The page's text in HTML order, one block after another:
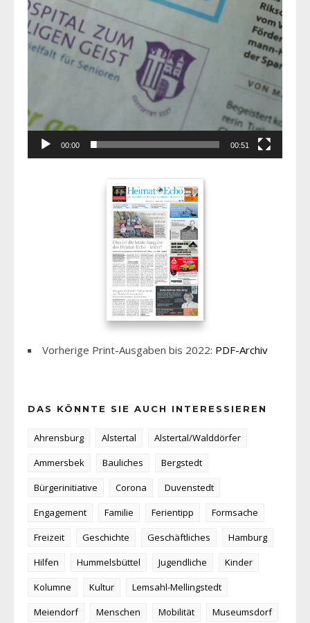
00:00 00:51
Vorherige Print-Ausgaben bis 2022: PDF-Archiv
DAS KÖNNTE SIE AUCH INTERESSIEREN
Ahrensburg Alstertal
Alstertal/Walddörfer
Ammersbek
Bauliches
Bergstedt
Bürgerinitiative
Corona
Duvenstedt
Engagement
Familie Ferientipp
Formsache
Freizeit
Geschichte Geschäftliches
Hamburg
Hilfen
Hummelsbüttel Jugendliche
Kinder
Kolumne
Kultur
Lemsahl-Mellingstedt
Meiendorf
Menschen Mobilität
Museumsdorf